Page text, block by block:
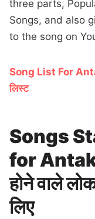
three parts,
Songs, and also
to the song on
Song List For
लिस्ट
Songs
for
होने वाले
लिए